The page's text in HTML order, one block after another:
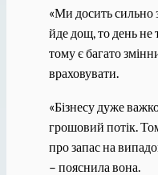
«Ми досить сильно
йде дощ, то день не
тому є багато
враховувати.
«Бізнесу дуже
грошовий потік.
про запас на
– пояснила вона.